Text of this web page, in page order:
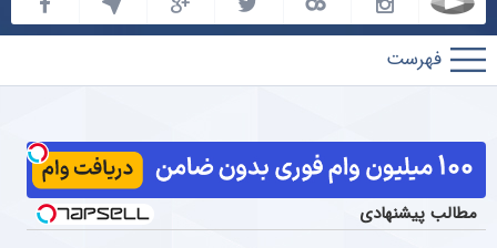
پارس
فوتبال
مطالب پیشنهادی